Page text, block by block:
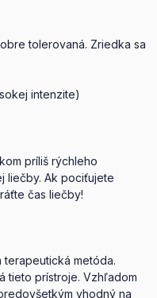
tolerovaná. Zriedka sa
intenzite)
príliš rýchleho
liečby. Ak pociťujete
čas liečby!
terapeutická metóda.
tieto prístroje. Vzhľadom
vhodný na